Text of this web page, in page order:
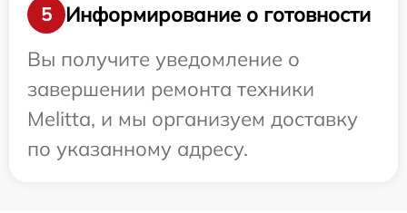
5
Информирование о готовности
Вы получите уведомление о
завершении ремонта техники
Melitta, и мы организуем доставку
по указанному адресу.